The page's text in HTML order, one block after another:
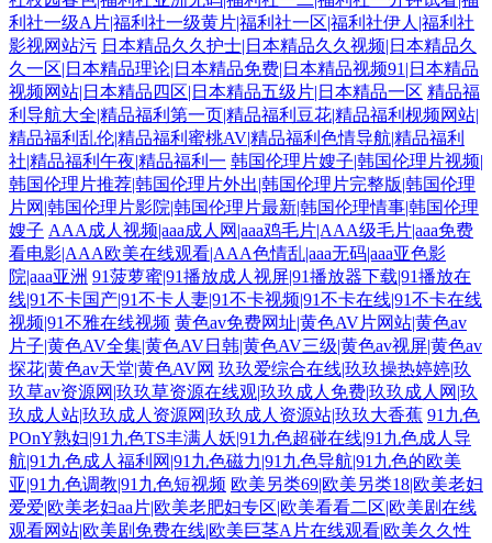
利社一级A片|福利社一级黄片|福利社一区|福利社伊人|福利社
影视网站污 日本精品久久护士|日本精品久久视频|日本精品久
久一区|日本精品理论|日本精品免费|日本精品视频91|日本精品
视频网站|日本精品四区|日本精品五级片|日本精品一区 精品福
利导航大全|精品福利第一页|精品福利豆花|精品福利枧频网站|
精品福利乱伦|精品福利蜜桃AV|精品福利色情导航|精品福利
社|精品福利午夜|精品福利一 韩国伦理片嫂子|韩国伦理片视频|
韩国伦理片推荐|韩国伦理片外出|韩国伦理片完整版|韩国伦理
片网|韩国伦理片影院|韩国伦理片最新|韩国伦理情事|韩国伦理
嫂子 AAA成人视频|aaa成人网|aaa鸡毛片|AAA级毛片|aaa免费
看电影|AAA欧美在线观看|AAA色情乱|aaa无码|aaa亚色影
院|aaa亚洲 91菠萝蜜|91播放成人视屏|91播放器下载|91播放在
线|91不卡国产|91不卡人妻|91不卡视频|91不卡在线|91不卡在线
视频|91不雅在线视频 黄色av免费网址|黄色AV片网站|黄色av
片子|黄色AV全集|黄色AV日韩|黄色AV三级|黄色av视屏|黄色av
探花|黄色av天堂|黄色AV网 玖玖爱综合在线|玖玖操热婷婷|玖
玖草av资源网|玖玖草资源在线观|玖玖成人免费|玖玖成人网|玖
玖成人站|玖玖成人资源网|玖玖成人资源站|玖玖大香蕉 91九色
POnY熟妇|91九色TS丰满人妖|91九色超碰在线|91九色成人导
航|91九色成人福利网|91九色磁力|91九色导航|91九色的欧美
亚|91九色调教|91九色短视频 欧美另类69|欧美另类18|欧美老妇
爱爱|欧美老妇aa片|欧美老肥妇专区|欧美看看二区|欧美剧在线
观看网站|欧美剧免费在线|欧美巨茎A片在线观看|欧美久久性